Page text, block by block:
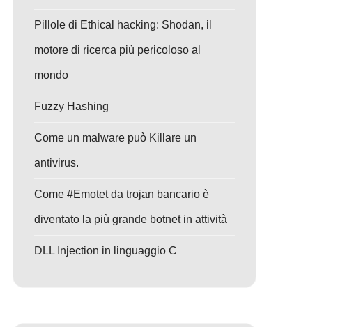
Pillole di Ethical hacking: Shodan, il
motore di ricerca più pericoloso al
mondo
Fuzzy Hashing
Come un malware può Killare un
antivirus.
Come #Emotet da trojan bancario è
diventato la più grande botnet in attività
DLL Injection in linguaggio C